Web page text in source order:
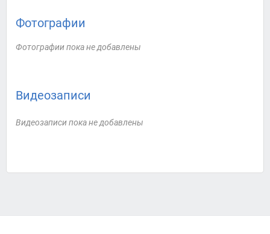
Фотографии
Фотографии пока не добавлены
Видеозаписи
Видеозаписи пока не добавлены